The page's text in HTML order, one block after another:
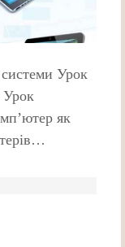
Урок
Урок
як